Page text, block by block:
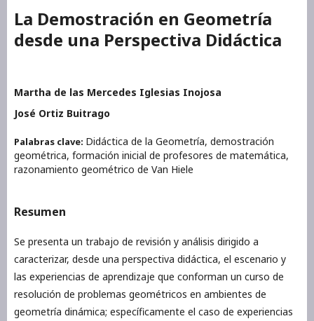
La Demostración en Geometría
desde una Perspectiva Didáctica
Martha de las Mercedes Iglesias Inojosa
José Ortiz Buitrago
Palabras clave: Didáctica de la Geometría, demostración
geométrica, formación inicial de profesores de matemática,
razonamiento geométrico de Van Hiele
Resumen
Se presenta un trabajo de revisión y análisis dirigido a
caracterizar, desde una perspectiva didáctica, el escenario y
las experiencias de aprendizaje que conforman un curso de
resolución de problemas geométricos en ambientes de
geometría dinámica; específicamente el caso de experiencias